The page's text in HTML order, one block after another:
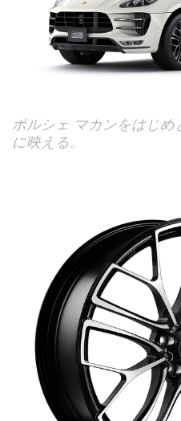
ポルシェ マカンをはじ
に映える。